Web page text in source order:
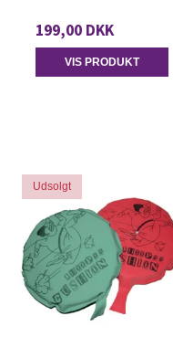
199,00 DKK
VIS PRODUKT
Udsolgt